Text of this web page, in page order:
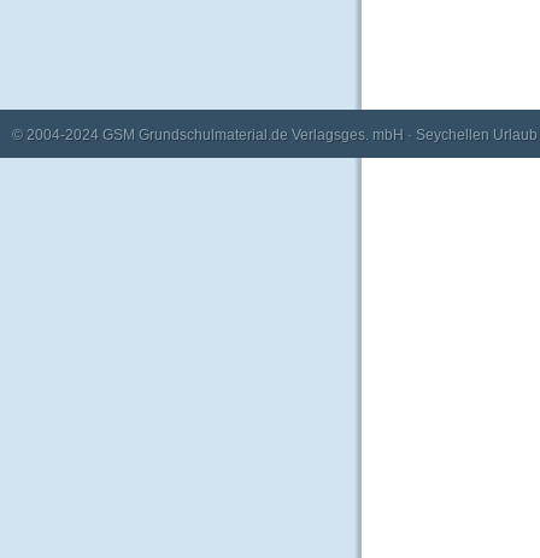
© 2004-2024 GSM Grundschulmaterial.de Verlagsges. mbH · Seychellen Urlaub